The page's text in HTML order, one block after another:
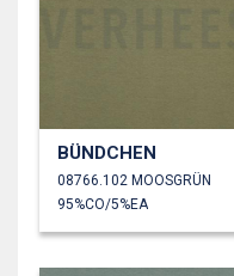
BÜNDCHEN
08766.102 MOOSGRÜN
95%CO/5%EA